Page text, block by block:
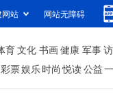
网站 网站无障碍
育文化 书画健康 军事
彩票娱乐时尚 悦读公益